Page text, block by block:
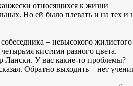
относящихся к жизни
Но ей было плевать и на тех и
– невысокого жилистого
кистями разного цвета.
Лански. У вас какие-то проблемы?
Обратно выходить – нет